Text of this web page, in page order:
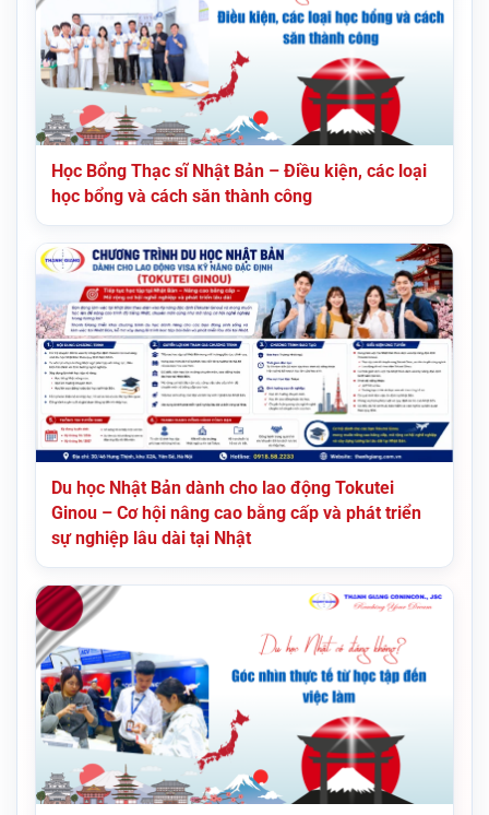
Học Bổng Thạc sĩ Nhật Bản – Điều kiện, các loại
học bổng và cách săn thành công
Du học Nhật Bản dành cho lao động Tokutei
Ginou – Cơ hội nâng cao bằng cấp và phát triển
sự nghiệp lâu dài tại Nhật